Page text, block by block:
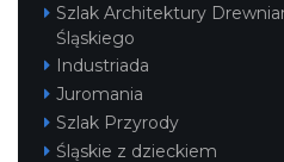
Cieszyn
19.03 km
Szlak Architektury
Śląskiego
Industriada
Juromania
Szlak Przyrody
Śląskie z dzieckiem